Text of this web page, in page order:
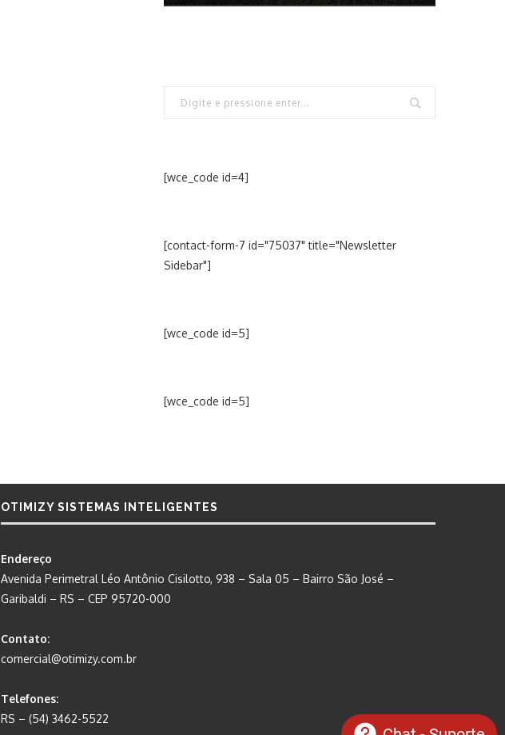
[wce_code id=4]
[contact-form-7 id="75037" title="Newsletter
Sidebar"]
[wce_code id=5]
[wce_code id=5]
OTIMIZY SISTEMAS INTELIGENTES
Endereço
Avenida Perimetral Léo Antônio Cisilotto, 938 – Sala 05 – Bairro São José –
Garibaldi – RS – CEP 95720-000
Contato:
comercial@otimizy.com.br
Telefones:
RS – (54) 3462-5522